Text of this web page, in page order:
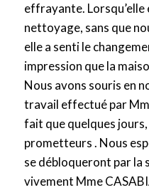
effrayante. Lorsqu’elle
nettoyage, sans que
elle a senti le
impression que la
Nous avons souris en
travail effectué par
fait que quelques
prometteurs . Nous
se débloqueront par la
vivement Mme